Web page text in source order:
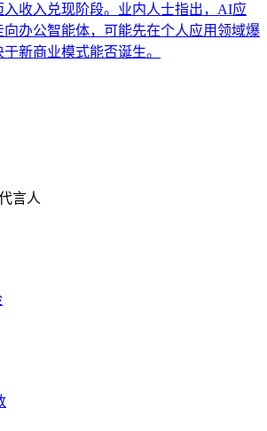
收入兑现阶段。业内人士指出，AI应
办公智能体，可能先在个人应用领域爆
新商业模式能否诞生。
言人